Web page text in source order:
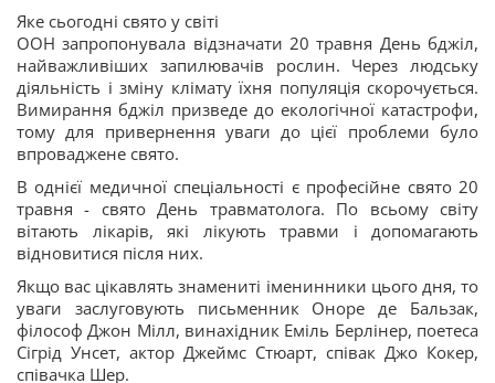
Яке сьогодні свято у світі
ООН запропонувала відзначати 20 травня День бджіл,
найважливіших запилювачів рослин. Через людську
діяльність і зміну клімату їхня популяція скорочується.
Вимирання бджіл призведе до екологічної катастрофи,
тому для привернення уваги до цієї проблеми було
впроваджене свято.
В однієї медичної спеціальності є професійне свято 20
травня - свято День травматолога. По всьому світу
вітають лікарів, які лікують травми і допомагають
відновитися після них.
Якщо вас цікавлять знамениті іменинники цього дня, то
уваги заслуговують письменник Оноре де Бальзак,
філософ Джон Мілл, винахідник Еміль Берлінер, поетеса
Сігрід Унсет, актор Джеймс Стюарт, співак Джо Кокер,
співачка Шер.